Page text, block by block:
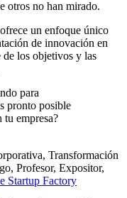
otros no han mirado.
un enfoque único
de innovación en
de los objetivos y las
para
pronto posible
empresa?
Transformación
Profesor, Expositor,
Startup Factory